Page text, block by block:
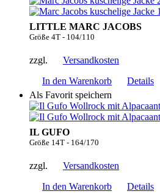
LITTLE MARC JACOBS
Größe 4T - 104/110
zzgl.
Versandkosten
In den Warenkorb
Details
Als Favorit speichern
IL GUFO
Größe 14T - 164/170
zzgl.
Versandkosten
In den Warenkorb
Details